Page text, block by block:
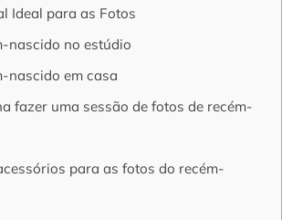
Ideal para as Fotos
nascido no estúdio
nascido em casa
fazer uma sessão de fotos de recém-
para as fotos do recém-